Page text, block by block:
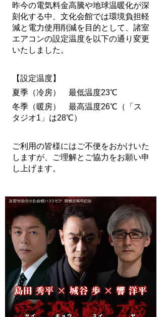
昨今の電気料金高騰や地球温暖化が深
刻化する中、文化会館では環境負担軽
減と電力使用削減を目的として、諸室
エアコンの設定温度を以下の通り変更
いたしました。
【設定温度】
夏季（冷房） 最低温度23℃
冬季（暖房） 最高温度26℃（「ス
タジオ1」は28℃）
ご利用の皆様にはご不便をおかけいた
しますが、ご理解とご協力をお願い申
し上げます。